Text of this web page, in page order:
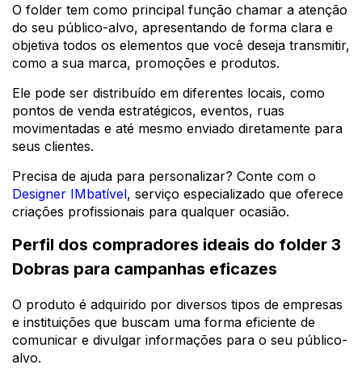
O folder tem como principal função chamar a atenção
do seu público-alvo, apresentando de forma clara e
objetiva todos os elementos que você deseja transmitir,
como a sua marca, promoções e produtos.
Ele pode ser distribuído em diferentes locais, como
pontos de venda estratégicos, eventos, ruas
movimentadas e até mesmo enviado diretamente para
seus clientes.
Precisa de ajuda para personalizar? Conte com o
Designer IMbatível, serviço especializado que oferece
criações profissionais para qualquer ocasião.
Perfil dos compradores ideais do folder 3
Dobras para campanhas eficazes
O produto é adquirido por diversos tipos de empresas
e instituições que buscam uma forma eficiente de
comunicar e divulgar informações para o seu público-
alvo.